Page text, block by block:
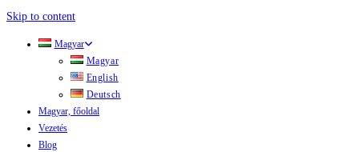
Skip to content
Magyar
Magyar
English
Deutsch
Magyar, főoldal
Vezetés
Blog